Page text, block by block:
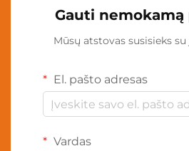
Gauti nemokamą
Mūsų atstovas susisieks
El. pašto adresas
Vardas